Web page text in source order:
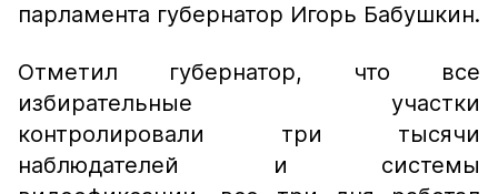
парламента губернатор Игорь Бабушкин.
Отметил губернатор, что все
избирательные участки
контролировали три тысячи
наблюдателей и системы